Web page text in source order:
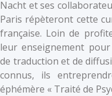
Nacht et ses
Paris répèteront cette
française. Loin de
leur enseignement
de traduction et de
connus, ils
éphémère « Traité de